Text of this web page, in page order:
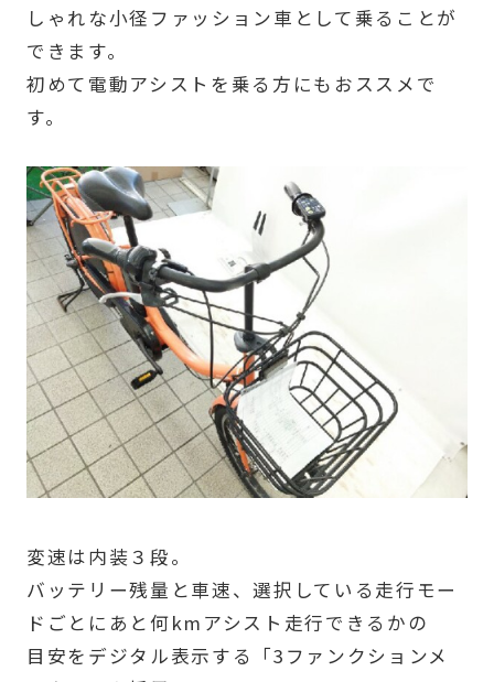
しゃれな小径ファッション車として乗ることが
できます。
初めて電動アシストを乗る方にもおススメで
す。
変速は内装３段。
バッテリー残量と車速、選択している走行モー
ドごとにあと何kmアシスト走行できるかの
目安をデジタル表示する「3ファンクションメ